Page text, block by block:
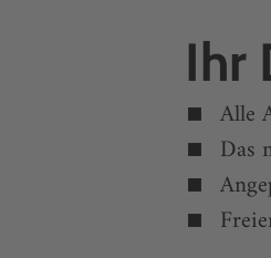
Ihr
Alle
Das